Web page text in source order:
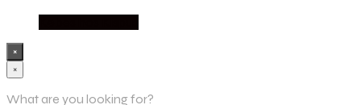
×
×
What are you looking for?